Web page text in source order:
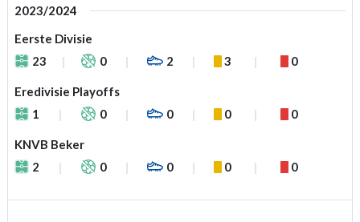
2023/2024
Eerste Divisie
23
0 2 3 0
Eredivisie Playoffs
1
0 0 0 0
KNVB Beker
2
0 0 0 0